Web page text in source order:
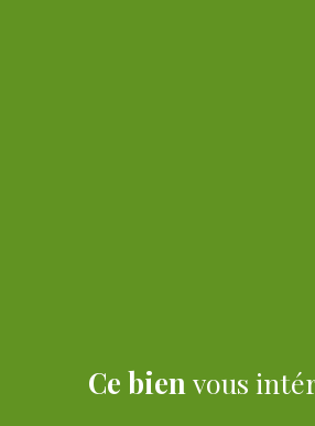
Ce bien vous